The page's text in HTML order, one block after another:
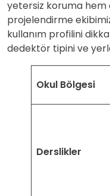
yetersiz koruma hem
projelendirme
kullanım profilini
dedektör tipini ve
Okul Bölgesi
Derslikler